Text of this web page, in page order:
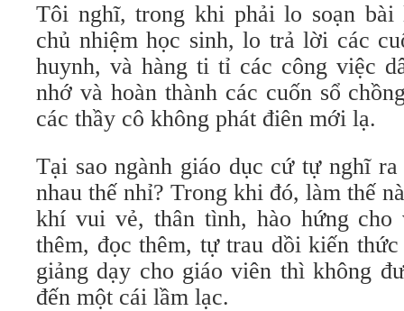
Tôi nghĩ, trong khi phải lo soạn
chủ nhiệm học sinh, lo trả lời các
huynh, và hàng ti tỉ các công việc
nhớ và hoàn thành các cuốn sổ
các thầy cô không phát điên mới lạ.
Tại sao ngành giáo dục cứ tự nghĩ
nhau thế nhỉ? Trong khi đó, làm thế
khí vui vẻ, thân tình, hào hứng cho
thêm, đọc thêm, tự trau dồi kiến thức
giảng dạy cho giáo viên thì không
đến một cái lầm lạc.